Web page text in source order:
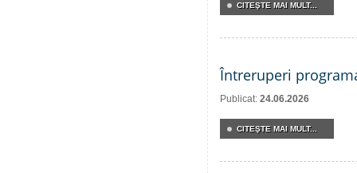
CITEŞTE MAI MULT...
Întreruperi
Publicat: 24.06.2026
CITEŞTE MAI MULT...